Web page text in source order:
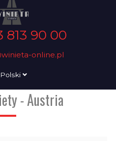
813 90 00
online.pl
- Austria